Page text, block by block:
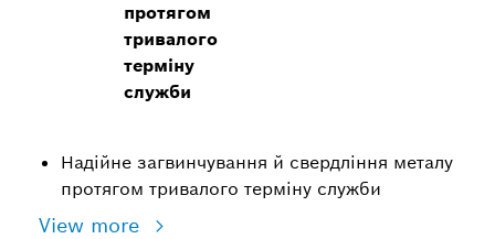
протягом
тривалого
терміну
служби
Надійне загвинчування й свердління металу
протягом тривалого терміну служби
View more